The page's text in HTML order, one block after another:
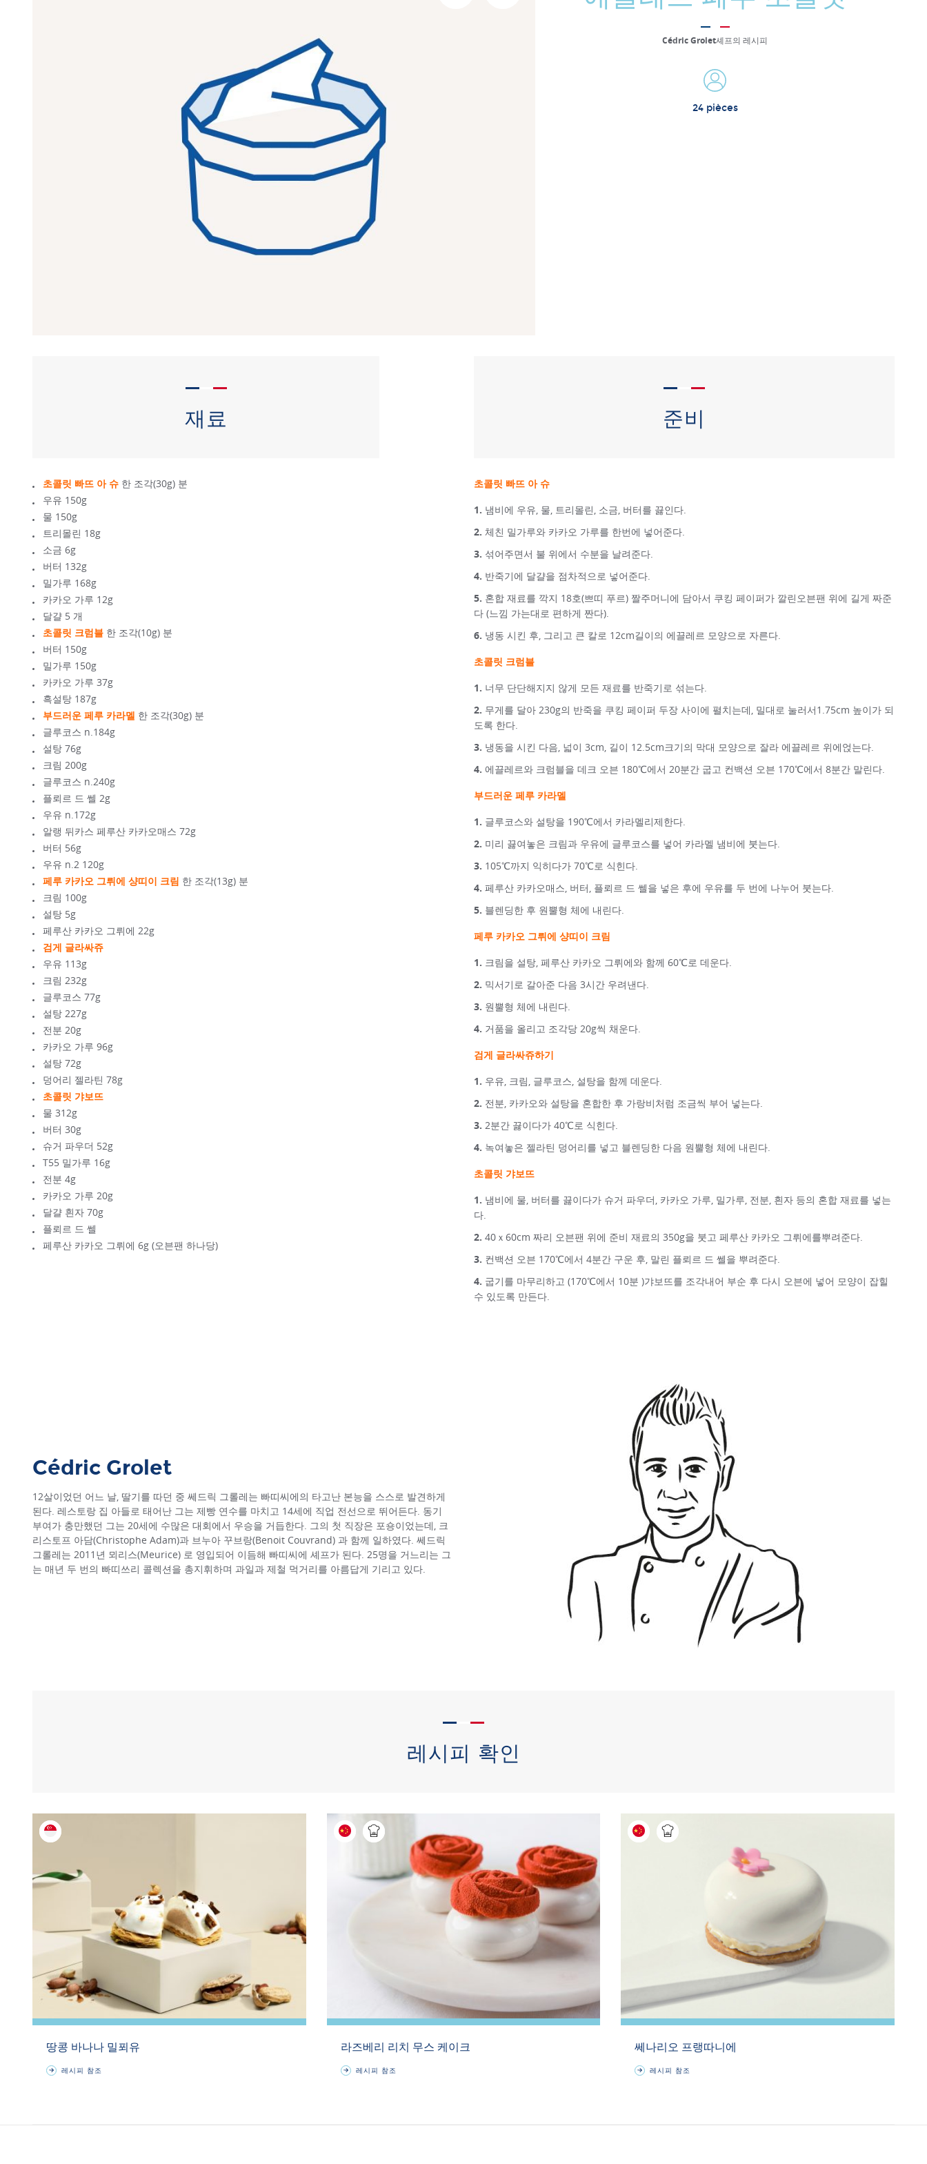
Cédric Grolet셰프의 레시피
24 pièces
재료
초콜릿 빠뜨 아 슈 한 조각(30g) 분
우유 150g
물 150g
트리몰린 18g
소금 6g
버터 132g
밀가루 168g
카카오 가루 12g
달걀 5 개
초콜릿 크럼블 한 조각(10g) 분
버터 150g
밀가루 150g
카카오 가루 37g
흑설탕 187g
부드러운 페루 카라멜 한 조각(30g) 분
글루코스 n.184g
설탕 76g
크림 200g
글루코스 n.240g
플뢰르 드 쎌 2g
우유 n.172g
알랭 뒤카스 페루산 카카오매스 72g
버터 56g
우유 n.2 120g
페루 카카오 그뤼에 샹띠이 크림 한 조각(13g) 분
크림 100g
설탕 5g
페루산 카카오 그뤼에 22g
검게 글라싸쥬
우유 113g
크림 232g
글루코스 77g
설탕 227g
전분 20g
카카오 가루 96g
설탕 72g
덩어리 젤라틴 78g
초콜릿 갸보뜨
물 312g
버터 30g
슈거 파우더 52g
T55 밀가루 16g
전분 4g
카카오 가루 20g
달걀 흰자 70g
플뢰르 드 쎌
페루산 카카오 그뤼에 6g (오븐팬 하나당)
준비
초콜릿 빠뜨 아 슈
냄비에 우유, 물, 트리몰린, 소금, 버터를 끓인다.
체친 밀가루와 카카오 가루를 한번에 넣어준다.
섞어주면서 불 위에서 수분을 날려준다.
반죽기에 달걀을 점차적으로 넣어준다.
혼합 재료를 깍지 18호(쁘띠 푸르) 짤주머니에 담아서 쿠킹 페이퍼가 깔린오븐팬 위에 길게 짜준
다 (느낌 가는대로 편하게 짠다).
냉동 시킨 후, 그리고 큰 칼로 12cm길이의 에끌레르 모양으로 자른다.
초콜릿 크럼블
너무 단단해지지 않게 모든 재료를 반죽기로 섞는다.
무게를 달아 230g의 반죽을 쿠킹 페이퍼 두장 사이에 펼치는데, 밀대로 눌러서1.75cm 높이가 되
도록 한다.
냉동을 시킨 다음, 넓이 3cm, 길이 12.5cm크기의 막대 모양으로 잘라 에끌레르 위에얹는다.
에끌레르와 크럼블을 데크 오븐 180℃에서 20분간 굽고 컨백션 오븐 170℃에서 8분간 말린다.
부드러운 페루 카라멜
글루코스와 설탕을 190℃에서 카라멜리제한다.
미리 끓여놓은 크림과 우유에 글루코스를 넣어 카라멜 냄비에 붓는다.
105℃까지 익히다가 70℃로 식힌다.
페루산 카카오매스, 버터, 플뢰르 드 쎌을 넣은 후에 우유를 두 번에 나누어 붓는다.
블렌딩한 후 원뿔형 체에 내린다.
페루 카카오 그뤼에 샹띠이 크림
크림을 설탕, 페루산 카카오 그뤼에와 함께 60℃로 데운다.
믹서기로 갈아준 다음 3시간 우려낸다.
원뿔형 체에 내린다.
거품을 올리고 조각당 20g씩 채운다.
검게 글라싸쥬하기
우유, 크림, 글루코스, 설탕을 함께 데운다.
전분, 카카오와 설탕을 혼합한 후 가랑비처럼 조금씩 부어 넣는다.
2분간 끓이다가 40℃로 식힌다.
녹여놓은 젤라틴 덩어리를 넣고 블렌딩한 다음 원뿔형 체에 내린다.
초콜릿 갸보뜨
냄비에 물, 버터를 끓이다가 슈거 파우더, 카카오 가루, 밀가루, 전분, 흰자 등의 혼합 재료를 넣는
다.
40ｘ60cm 짜리 오븐팬 위에 준비 재료의 350g을 붓고 페루산 카카오 그뤼에를뿌려준다.
컨백션 오븐 170℃에서 4분간 구운 후, 말린 플뢰르 드 쎌을 뿌려준다.
굽기를 마무리하고 (170℃에서 10분 )갸보뜨를 조각내어 부순 후 다시 오븐에 넣어 모양이 잡힐
수 있도록 만든다.
Cédric Grolet
12살이었던 어느 날, 딸기를 따던 중 쎄드릭 그롤레는 빠띠씨에의 타고난 본능을 스스로 발견하게
된다. 레스토랑 집 아들로 태어난 그는 제빵 연수를 마치고 14세에 직업 전선으로 뛰어든다. 동기
부여가 충만했던 그는 20세에 수많은 대회에서 우승을 거듭한다. 그의 첫 직장은 포숑이었는데, 크
리스토프 아담(Christophe Adam)과 브누아 꾸브랑(Benoit Couvrand) 과 함께 일하였다. 쎄드릭
그롤레는 2011년 뫼리스(Meurice) 로 영입되어 이듬해 빠띠씨에 셰프가 된다. 25명을 거느리는 그
는 매년 두 번의 빠띠쓰리 콜렉션을 총지휘하며 과일과 제철 먹거리를 아름답게 기리고 있다.
레시피 확인
땅콩 바나나 밀푀유
레시피 참조
라즈베리 리치 무스 케이크
레시피 참조
쎄나리오 프랭따니에
레시피 참조